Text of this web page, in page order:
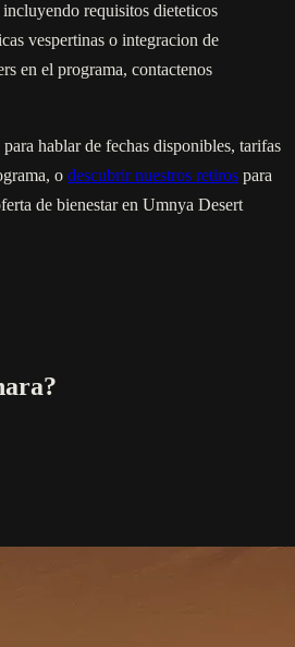
requisitos dieteticos
vespertinas o integracion de
en el programa, contactenos
para hablar de fechas disponibles, tarifas
o descubrir nuestros retiros para
de bienestar en Umnya Desert